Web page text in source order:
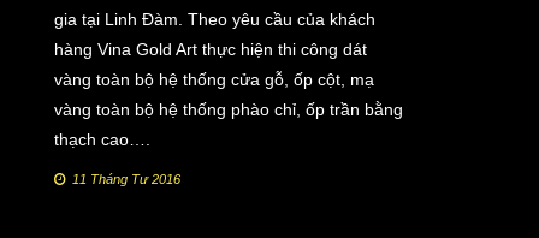
gia tại Linh Đàm. Theo yêu cầu của khách
hàng Vina Gold Art thực hiện thi công dát
vàng toàn bộ hệ thống cửa gỗ, ốp cột, mạ
vàng toàn bộ hệ thống phào chỉ, ốp trần bằng
thạch cao….
11 Tháng Tư 2016